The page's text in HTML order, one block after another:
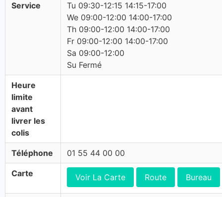
Service
Tu 09:30-12:15 14:15-17:00
We 09:00-12:00 14:00-17:00
Th 09:00-12:00 14:00-17:00
Fr 09:00-12:00 14:00-17:00
Sa 09:00-12:00
Su Fermé
Heure
limite
avant
livrer les
colis
Téléphone 01 55 44 00 00
Carte Voir La Carte Route Bureau